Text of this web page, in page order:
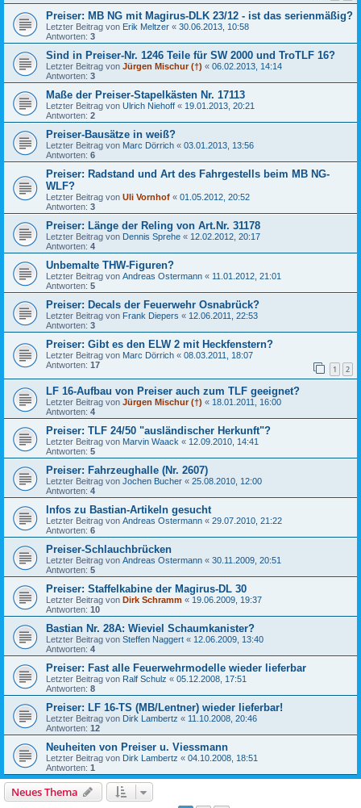
Preiser: MB NG mit Magirus-DLK 23/12 - ist das serienmäßig?
Letzter Beitrag von Erik Meltzer « 30.06.2013, 10:58
Antworten: 3
Sind in Preiser-Nr. 1246 Teile für SW 2000 und TroTLF 16?
Letzter Beitrag von Jürgen Mischur (†) « 06.02.2013, 14:14
Antworten: 3
Maße der Preiser-Stapelkästen Nr. 17113
Letzter Beitrag von Ulrich Niehoff « 19.01.2013, 20:21
Antworten: 2
Preiser-Bausätze in weiß?
Letzter Beitrag von Marc Dörrich « 03.01.2013, 13:56
Antworten: 6
Preiser: Radstand und Art des Fahrgestells beim MB NG-
WLF?
Letzter Beitrag von Uli Vornhof « 01.05.2012, 20:52
Antworten: 3
Preiser: Länge der Reling von Art.Nr. 31178
Letzter Beitrag von Dennis Sprehe « 12.02.2012, 20:17
Antworten: 4
Unbemalte THW-Figuren?
Letzter Beitrag von Andreas Ostermann « 11.01.2012, 21:01
Antworten: 5
Preiser: Decals der Feuerwehr Osnabrück?
Letzter Beitrag von Frank Diepers « 12.06.2011, 22:53
Antworten: 3
Preiser: Gibt es den ELW 2 mit Heckfenstern?
Letzter Beitrag von Marc Dörrich « 08.03.2011, 18:07
Antworten: 17 1 2
LF 16-Aufbau von Preiser auch zum TLF geeignet?
Letzter Beitrag von Jürgen Mischur (†) « 18.01.2011, 16:00
Antworten: 4
Preiser: TLF 24/50 "ausländischer Herkunft"?
Letzter Beitrag von Marvin Waack « 12.09.2010, 14:41
Antworten: 5
Preiser: Fahrzeughalle (Nr. 2607)
Letzter Beitrag von Jochen Bucher « 25.08.2010, 12:00
Antworten: 4
Infos zu Bastian-Artikeln gesucht
Letzter Beitrag von Andreas Ostermann « 29.07.2010, 21:22
Antworten: 6
Preiser-Schlauchbrücken
Letzter Beitrag von Andreas Ostermann « 30.11.2009, 20:51
Antworten: 5
Preiser: Staffelkabine der Magirus-DL 30
Letzter Beitrag von Dirk Schramm « 19.06.2009, 19:37
Antworten: 10
Bastian Nr. 28A: Wieviel Schaumkanister?
Letzter Beitrag von Steffen Naggert « 12.06.2009, 13:40
Antworten: 4
Preiser: Fast alle Feuerwehrmodelle wieder lieferbar
Letzter Beitrag von Ralf Schulz « 05.12.2008, 17:51
Antworten: 8
Preiser: LF 16-TS (MB/Lentner) wieder lieferbar!
Letzter Beitrag von Dirk Lambertz « 11.10.2008, 20:46
Antworten: 12
Neuheiten von Preiser u. Viessmann
Letzter Beitrag von Dirk Lambertz « 04.10.2008, 18:51
Antworten: 1
Neues Thema